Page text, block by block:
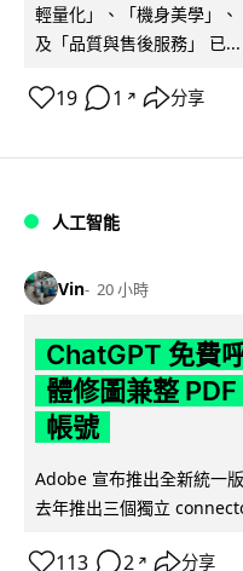
輕量化」、「機身美學」
及「品質與售後服務」 已...
19 1 ↗ 分享
人工智能
Vin 20 小時
ChatGPT 免費
體修圖兼整
帳號
Adobe 宣布推出全新統一
去年推出三個獨立
113 2 ↗ 分享